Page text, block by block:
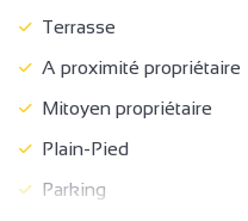
Terrasse
A proximité propriétaire
Mitoyen propriétaire
Plain-Pied
Parking